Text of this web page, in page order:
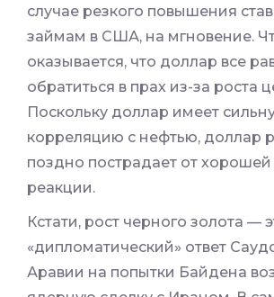
случае резкого повышения
займам в США, на мгновение.
оказывается, что доллар все
обратиться в прах из-за роста
Поскольку доллар имеет
корреляцию с нефтью, доллар
поздно пострадает от
реакции.
Кстати, рост черного золота —
«дипломатический» ответ
Аравии на попытки Байдена